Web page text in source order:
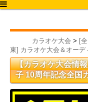
カラオケ大会 > [
東] カラオケ大会＆オーデ
【カラオケ大会情
子 10周年記念全国